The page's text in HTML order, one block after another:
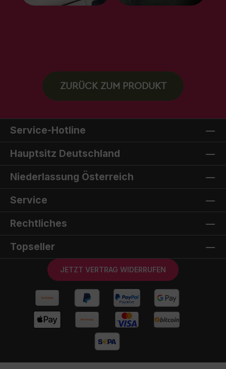
ZURÜCK ZUM PRODUKT
Service-Hotline
Hauptsitz Deutschland
Niederlassung Österreich
Service
Rechtliches
Topseller
JETZT VERTRAG WIDERRUFEN